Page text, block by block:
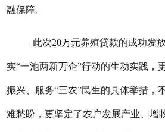
融保障。
此次20万元养殖贷款的成功发
实“一池两新万企”行动的生动实践，
振兴、服务“三农”民生的具体举措，
难愁盼，更坚定了农户发展产业、增